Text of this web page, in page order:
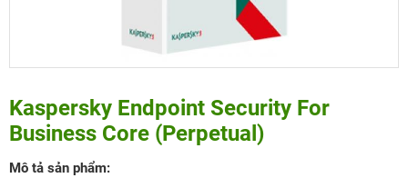
Kaspersky Endpoint Security For
Business Core (Perpetual)
Mô tả sản phẩm: